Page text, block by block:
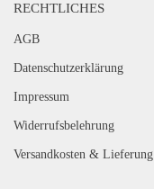
RECHTLICHES
AGB
Datenschutzerklärung
Impressum
Widerrufsbelehrung
Versandkosten & Lieferung